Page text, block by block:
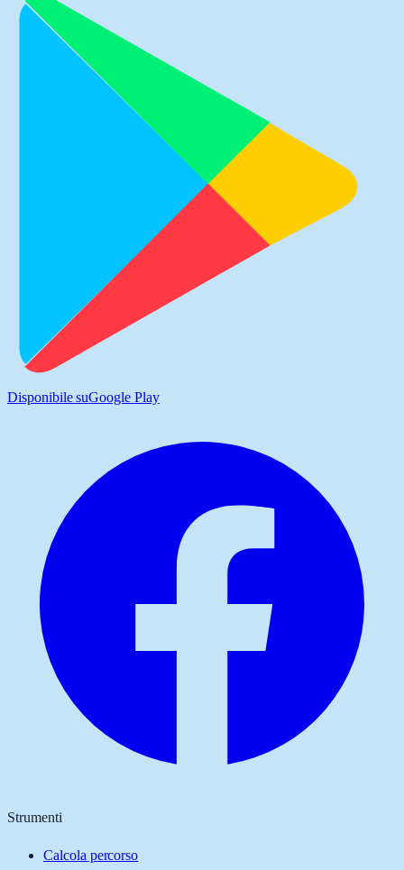
Disponibile suGoogle Play
Strumenti
Calcola percorso